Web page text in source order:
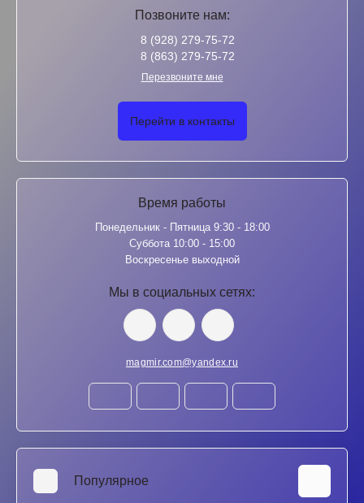
Позвоните нам:
8 (928) 279-75-72
8 (863) 279-75-72
Перезвоните мне
Перейти в контакты
Время работы
Понедельник - Пятница 9:30 - 18:00
Суббота 10:00 - 15:00
Воскресенье выходной
Мы в социальных сетях:
magmir.com@yandex.ru
Популярное